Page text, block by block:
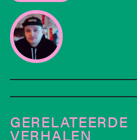
GERELATEERDE
VERHALEN